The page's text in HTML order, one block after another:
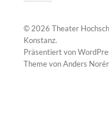
© 2026 Theater
Konstanz.
Präsentiert von
Theme vonAnders